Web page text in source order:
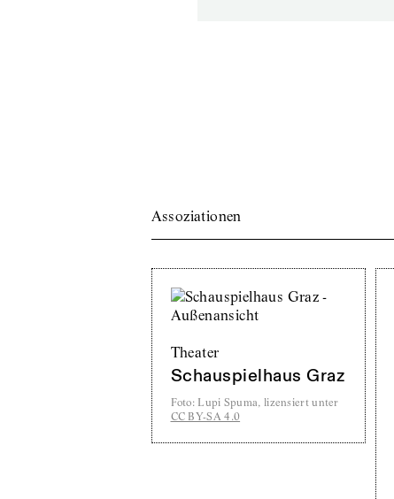
Assoziationen
Theater
Schauspielhaus Graz
Foto: Lupi Spuma, lizensiert unter
CC BY-SA 4.0